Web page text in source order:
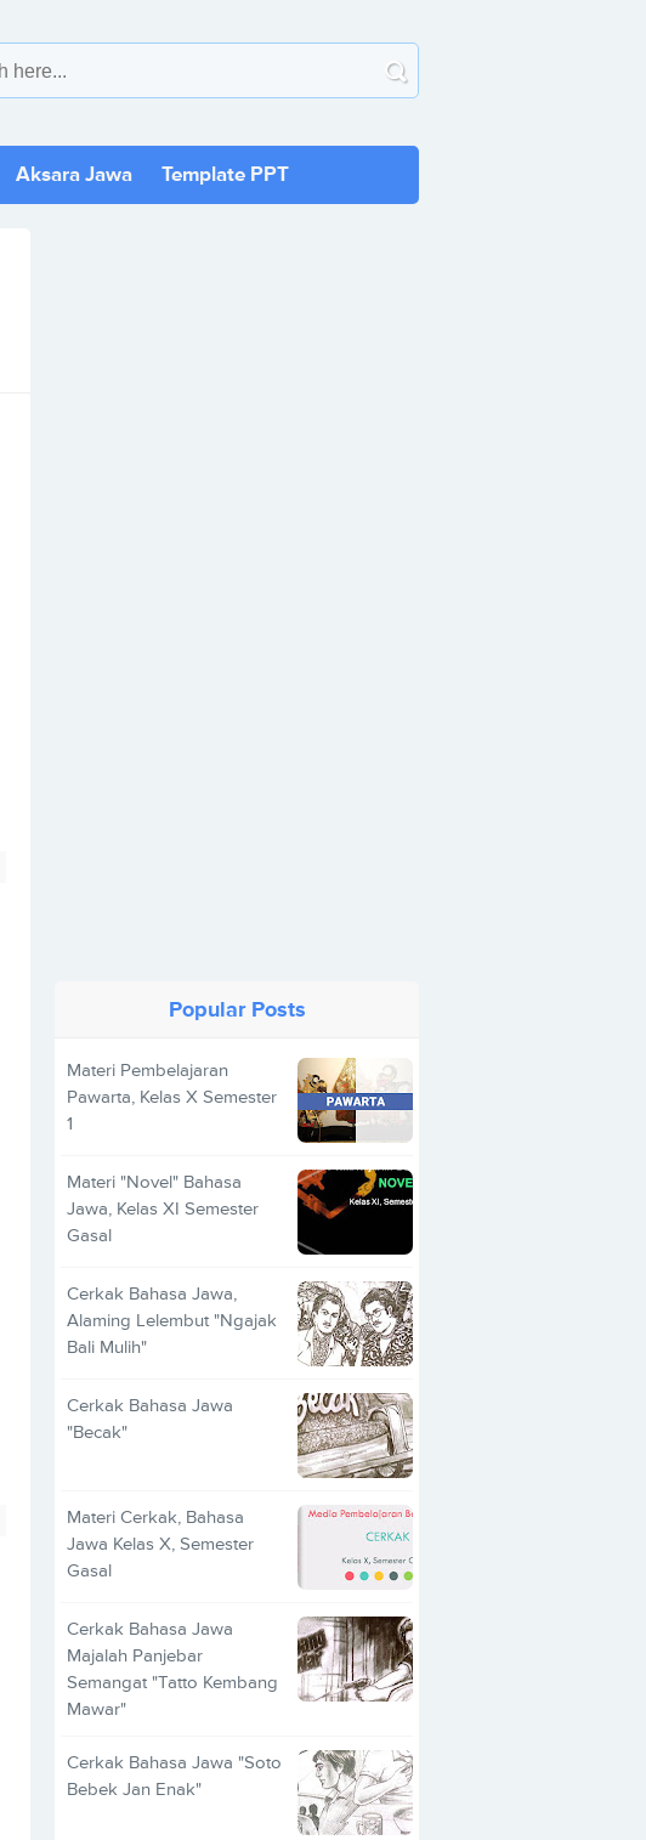
Aksara Jawa Template PPT
Popular Posts
Materi Pembelajaran
Pawarta, Kelas X Semester
1
Materi "Novel" Bahasa
Jawa, Kelas XI Semester
Gasal
Cerkak Bahasa Jawa,
Alaming Lelembut "Ngajak
Bali Mulih"
Cerkak Bahasa Jawa
"Becak"
Materi Cerkak, Bahasa
Jawa Kelas X, Semester
Gasal
Cerkak Bahasa Jawa
Majalah Panjebar
Semangat "Tatto Kembang
Mawar"
Cerkak Bahasa Jawa "Soto
Bebek Jan Enak"